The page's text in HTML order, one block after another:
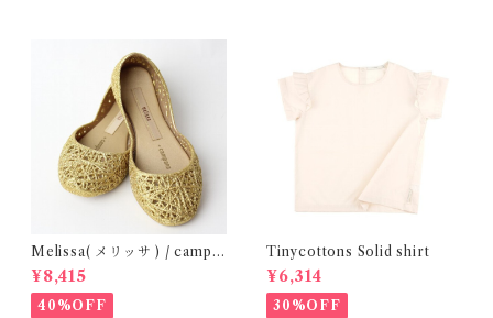
Melissa( メリッサ ) / campa
na ( Gold )36/38
¥8,415
40%OFF
Tinycottons Solid shirt
¥6,314
30%OFF